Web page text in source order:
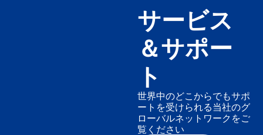
サービス
＆サポー
ト
世界中のどこからでもサポ
ートを受けられる当社のグ
ローバルネットワークをご
覧ください